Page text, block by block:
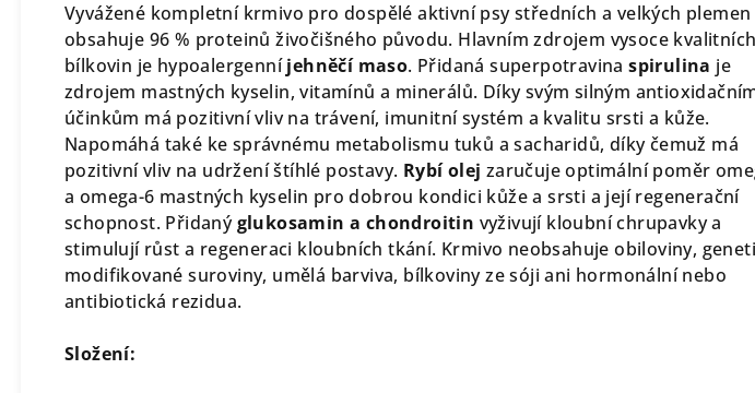
Vyvážené kompletní krmivo pro dospělé aktivní psy středních a velkých plemen
obsahuje 96 % proteinů živočišného původu. Hlavním zdrojem vysoce
bílkovin je hypoalergenníjehněčí maso. Přidaná superpotravinaspirulina je
zdrojem mastných kyselin, vitamínů a minerálů. Díky svým silným
účinkům má pozitivní vliv na trávení, imunitní systém a kvalitu srsti a kůže.
Napomáhá také ke správnému metabolismu tuků a sacharidů, díky čemuž má
pozitivní vliv na udržení štíhlé postavy. Rybí olej zaručuje optimální poměr
a omega-6 mastných kyselin pro dobrou kondici kůže a srsti a její regenerační
schopnost. Přidanýglukosamin a chondroitin vyživují kloubní chrupavky a
stimulují růst a regeneraci kloubních tkání. Krmivo neobsahuje obiloviny,
modifikované suroviny, umělá barviva, bílkoviny ze sóji ani hormonální nebo
antibiotická rezidua.
Složení: